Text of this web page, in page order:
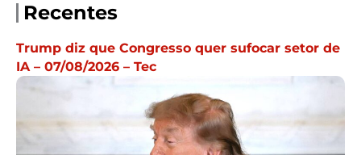
Recentes
Trump diz que Congresso quer sufocar setor de
IA – 07/08/2026 – Tec